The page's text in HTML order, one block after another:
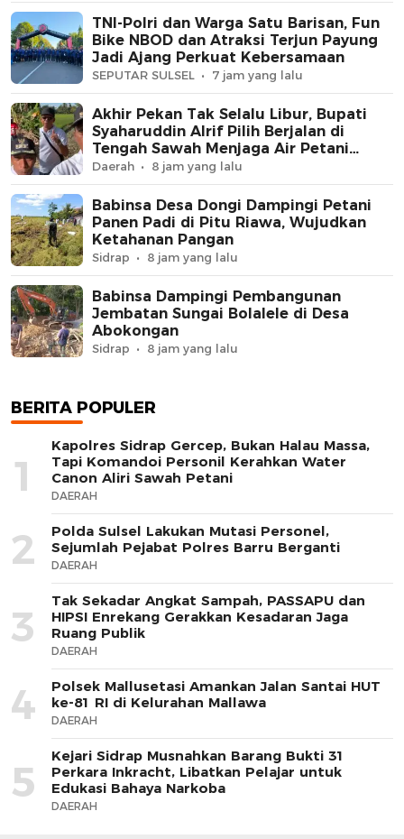
TNI-Polri dan Warga Satu Barisan, Fun
Bike NBOD dan Atraksi Terjun Payung
Jadi Ajang Perkuat Kebersamaan
SEPUTAR SULSEL 7 jam yang lalu
Akhir Pekan Tak Selalu Libur, Bupati
Syaharuddin Alrif Pilih Berjalan di
Tengah Sawah Menjaga Air Petani
Sidrap
Daerah 8 jam yang lalu
Babinsa Desa Dongi Dampingi Petani
Panen Padi di Pitu Riawa, Wujudkan
Ketahanan Pangan
Sidrap 8 jam yang lalu
Babinsa Dampingi Pembangunan
Jembatan Sungai Bolalele di Desa
Abokongan
Sidrap 8 jam yang lalu
BERITA POPULER
1
Kapolres Sidrap Gercep, Bukan Halau Massa,
Tapi Komandoi Personil Kerahkan Water
Canon Aliri Sawah Petani
DAERAH
2
Polda Sulsel Lakukan Mutasi Personel,
Sejumlah Pejabat Polres Barru Berganti
DAERAH
3
Tak Sekadar Angkat Sampah, PASSAPU dan
HIPSI Enrekang Gerakkan Kesadaran Jaga
Ruang Publik
DAERAH
4
Polsek Mallusetasi Amankan Jalan Santai HUT
ke-81 RI di Kelurahan Mallawa
DAERAH
5
Kejari Sidrap Musnahkan Barang Bukti 31
Perkara Inkracht, Libatkan Pelajar untuk
Edukasi Bahaya Narkoba
DAERAH